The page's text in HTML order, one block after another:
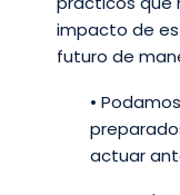
impacto de
futuro de
•
actuar